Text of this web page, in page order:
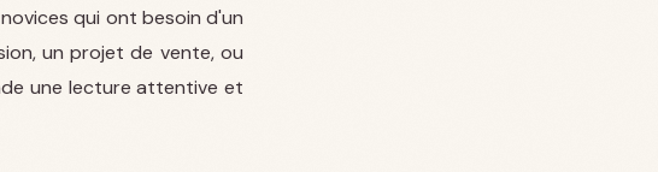
qui ont besoin d'un
un projet de vente, ou
une lecture attentive et